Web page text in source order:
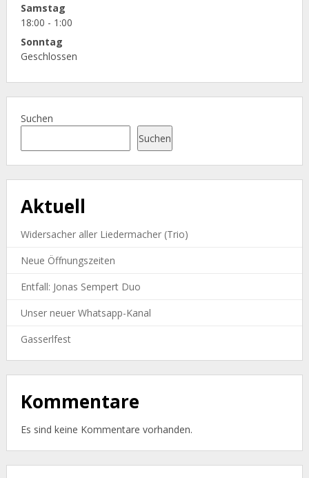
Samstag
18:00 - 1:00
Sonntag
Geschlossen
Suchen
Suchen
Aktuell
Widersacher aller Liedermacher (Trio)
Neue Öffnungszeiten
Entfall: Jonas Sempert Duo
Unser neuer Whatsapp-Kanal
Gasserlfest
Kommentare
Es sind keine Kommentare vorhanden.